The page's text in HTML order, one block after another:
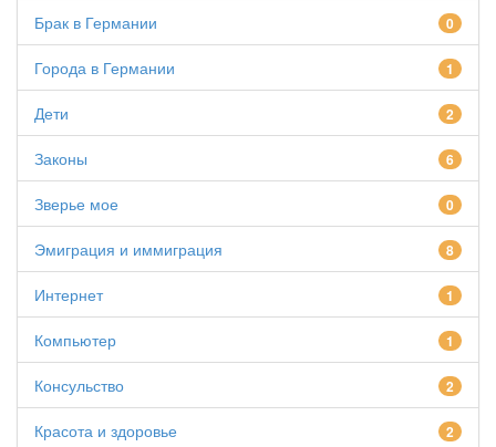
Брак в Германии 0
Города в Германии 1
Дети 2
Законы 6
Зверье мое 0
Эмиграция и иммиграция 8
Интернет 1
Компьютер 1
Консульство 2
Красота и здоровье 2